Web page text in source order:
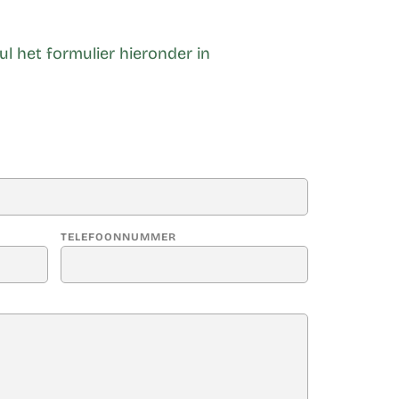
het formulier hieronder in
TELEFOONNUMMER